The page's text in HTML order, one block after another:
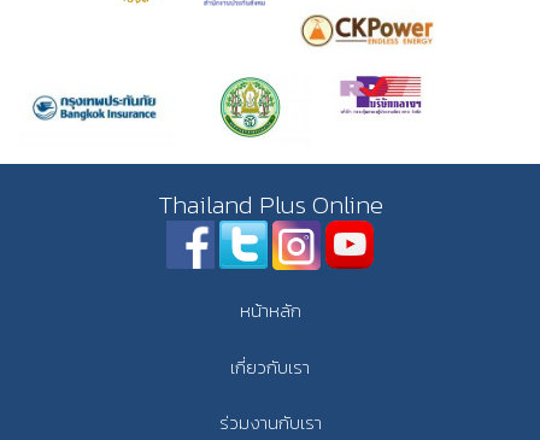
Thailand Plus Online
หน้าหลัก
เกี่ยวกับเรา
ร่วมงานกับเรา